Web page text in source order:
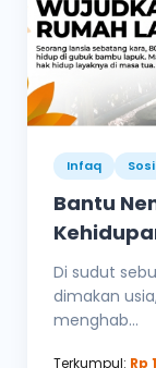
Infaq
Bantu
Di sudut
dimakan
menghab...
Terkumpul: Rp